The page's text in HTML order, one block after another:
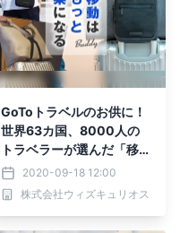
GoToトラベルのお供に！
世界63カ国、8000人の
トラベラーが選んだ「移動
をもっと楽にする」バッグ
がMakuakeにて先行予約
受付中！！
2020-09-18 12:00
株式会社ウィズキュリオス